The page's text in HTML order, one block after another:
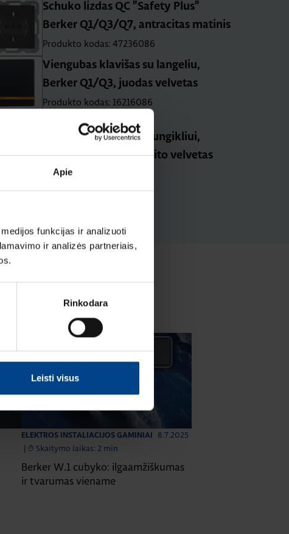
Apie
funkcijas ir analizuoti
ir analizės partneriais,
Rinkodara
Leisti visus
Schuko lizdas QC "Safety Plus"
Berker Q1/Q3/Q7, antracitas matinis
Produkto kodas: 47236086
Viengubas klavišas su langeliu,
Berker Q1/Q3, juodas velvetas
Produkto kodas: 16216086
Klavišas 3-jų klavišų jungikliui,
Berker Q1/ Q3, antracito velvetas
Produkto kodas: 16656086
ELEKTROS INSTALIACIJOS GAMINIAI
8.7.2025
|
Skaitymo laikas: 2 min
Berker W.1 cubyko: ilgaamžiškumas
ir tvarumas viename